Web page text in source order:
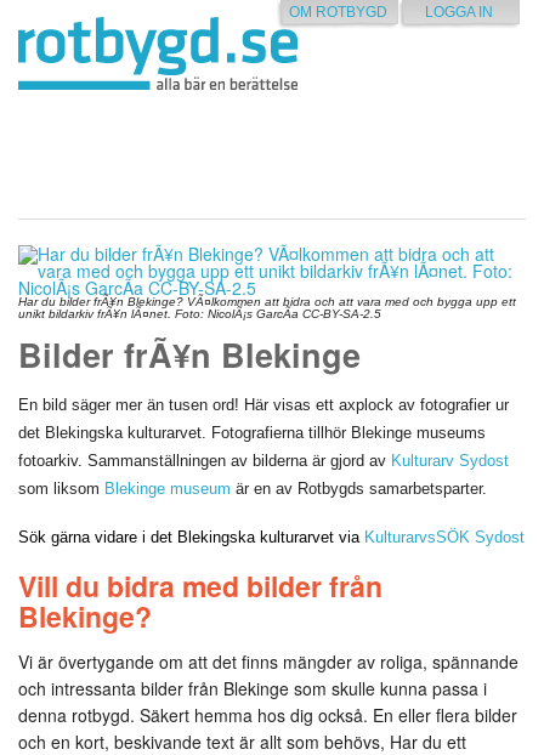
LOGGA IN
OM ROTBYGD
Har du bilder frÃ¥n Blekinge? VÃ¤lkommen att bidra och att vara med och bygga upp ett
unikt bildarkiv frÃ¥n lÃ¤net. Foto: NicolÃ¡s GarcÃ­a CC-BY-SA-2.5
Bilder frÃ¥n Blekinge
En bild säger mer än tusen ord! Här visas ett axplock av fotografier ur
det Blekingska kulturarvet. Fotografierna tillhör Blekinge museums
fotoarkiv. Sammanställningen av bilderna är gjord av Kulturarv Sydost
som liksom Blekinge museum är en av Rotbygds samarbetsparter.
Sök gärna vidare i det Blekingska kulturarvet via KulturarvsSÖK Sydost
Vill du bidra med bilder från
Blekinge?
Vi är övertygande om att det finns mängder av roliga, spännande
och intressanta bilder från Blekinge som skulle kunna passa i
denna rotbygd. Säkert hemma hos dig också. En eller flera bilder
och en kort, beskivande text är allt som behövs, Har du ett